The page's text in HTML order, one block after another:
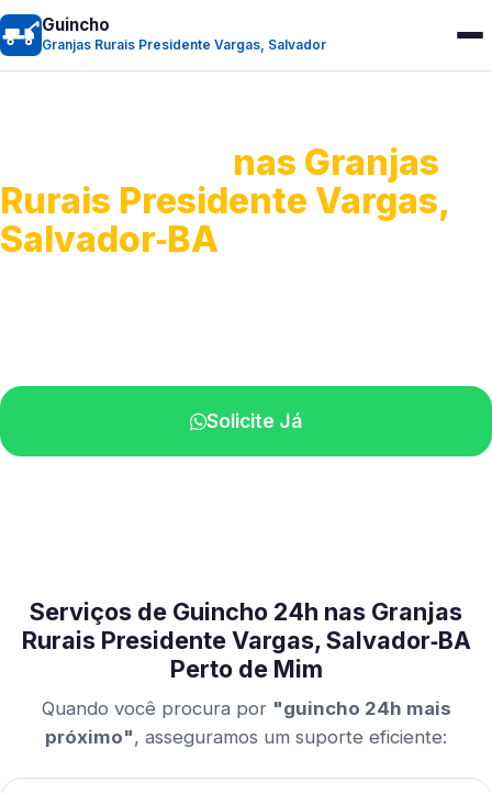
Guincho
Granjas Rurais Presidente Vargas, Salvador
nas Granjas
Rurais Presidente Vargas,
Salvador‑BA
Solicite Já
Serviços de Guincho 24h nas Granjas
Rurais Presidente Vargas, Salvador‑BA
Perto de Mim
Quando você procura por "guincho 24h mais
próximo", asseguramos um suporte eficiente: